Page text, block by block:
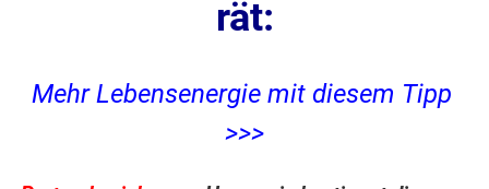
rät:
Mehr Lebensenergie mit diesem Tipp
>>>